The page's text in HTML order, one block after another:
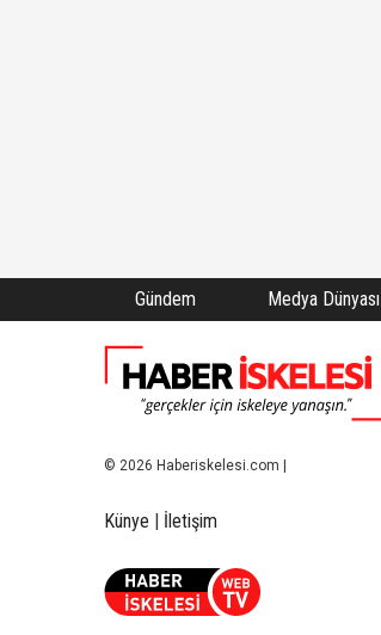
Gündem Medya Dünyası
© 2026 Haberiskelesi.com |
Künye | İletişim